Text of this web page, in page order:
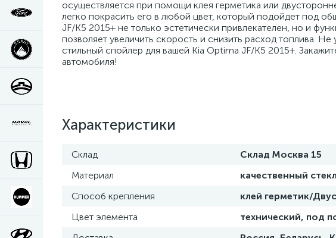
осуществляется при помощи клея герметика или
легко покрасить его в любой цвет, который подойдет под
JF/K5 2015+ не только эстетически привлекателен, но и
позволяет увеличить скорость и снизить расход топлива.
стильный спойлер для вашей Kia Optima JF/K5 2015+.
автомобиля!
Характеристики
Склад
Склад Москва 15
Материал
качественный
Способ крепления
клей герметик/
Цвет элемента
технический, под